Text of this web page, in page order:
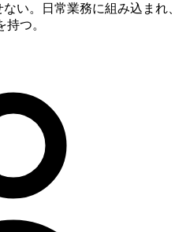
い。日常業務に組み込まれ、
つ。